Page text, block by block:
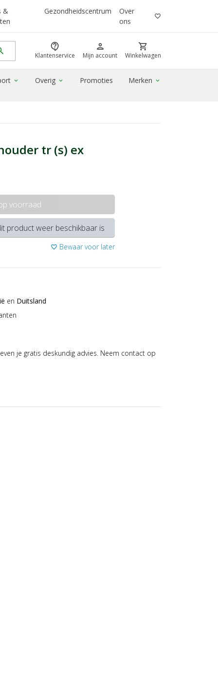
&
Gezondheidscentrum
Over
ons
favorite_border
contact_support
Klantenservice
person
Mijn account
shopping_cart
Winkelwagen
expand_more Overig expand_more Promoties Merken expand_more
tr (s) ex
voorraad
product weer beschikbaar is
favorite_border Bewaar voor later
en Duitsland
je gratis deskundig advies. Neem contact op